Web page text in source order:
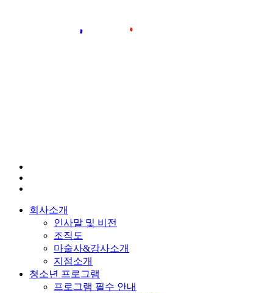
회사소개
인사말 및 비전
조직도
마술사&강사소개
지점소개
청소년 프로그램
프로그램 필수 안내